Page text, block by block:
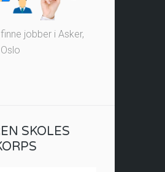
jobber i Asker,
SKOLES